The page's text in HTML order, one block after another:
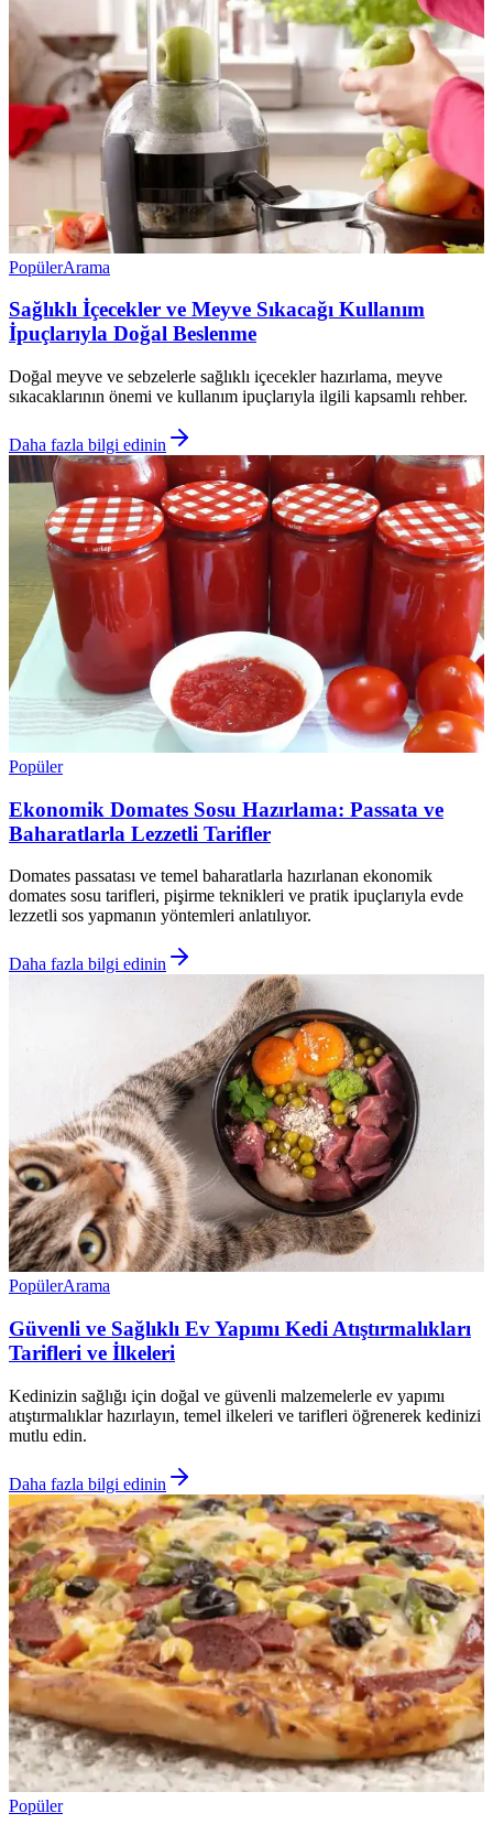
PopülerArama
Sağlıklı İçecekler ve Meyve Sıkacağı Kullanım
İpuçlarıyla Doğal Beslenme
Doğal meyve ve sebzelerle sağlıklı içecekler hazırlama, meyve
sıkacaklarının önemi ve kullanım ipuçlarıyla ilgili kapsamlı rehber.
Daha fazla bilgi edinin
Popüler
Ekonomik Domates Sosu Hazırlama: Passata ve
Baharatlarla Lezzetli Tarifler
Domates passatası ve temel baharatlarla hazırlanan ekonomik
domates sosu tarifleri, pişirme teknikleri ve pratik ipuçlarıyla evde
lezzetli sos yapmanın yöntemleri anlatılıyor.
Daha fazla bilgi edinin
PopülerArama
Güvenli ve Sağlıklı Ev Yapımı Kedi Atıştırmalıkları
Tarifleri ve İlkeleri
Kedinizin sağlığı için doğal ve güvenli malzemelerle ev yapımı
atıştırmalıklar hazırlayın, temel ilkeleri ve tarifleri öğrenerek kedinizi
mutlu edin.
Daha fazla bilgi edinin
Popüler